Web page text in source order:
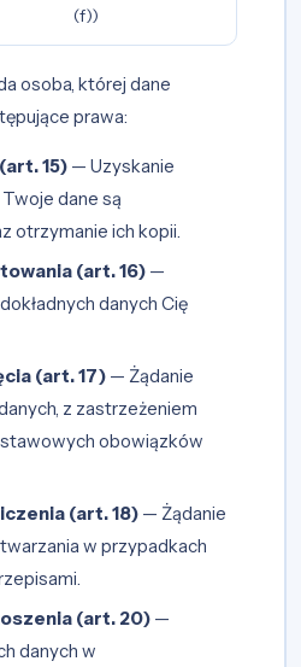
(f))
osoba, której dane
prawa:
15)— Uzyskanie
dane są
otrzymanie ich kopii.
(art. 16)—
danych Cię
(art. 17)— Żądanie
z zastrzeżeniem
obowiązków
(art. 18)— Żądanie
w przypadkach
(art. 20)—
danych w